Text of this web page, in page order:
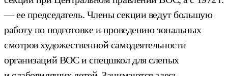
— ее председатель. Члены секции ведут большую
работу по подготовке и проведению зональных
смотров художественной самодеятельности
организаций ВОС и спецшкол для слепых